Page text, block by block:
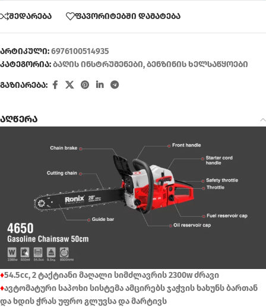
შედარება ფავორიტებში დამატება
არტიკული:6976100514935
კატეგორია:ბაღის ინსტრუმენები,ბენზინის ხელსაწყოები
გაზიარება:
აღწერა
♦54.5cc, 2 ტაქტიანი მაღალი სიმძლავრის 2300w ძრავი
♦ავტომატური საპოხი სისტემა ამცირებს ჯაჭვის ხახუნს ბართან
და ხდის ჭრას უფრო გლუვსა და მარტივს